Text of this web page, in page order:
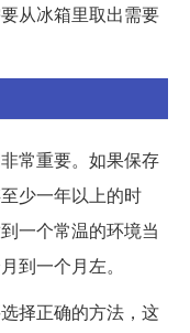
从冰箱里取出需要
常重要。如果保存
少一年以上的时
一个常温的环境当
到一个月左。
择正确的方法，这